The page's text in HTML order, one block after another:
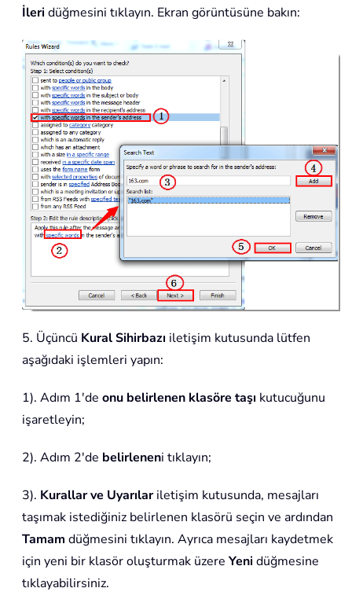
İleri düğmesini tıklayın. Ekran görüntüsüne bakın:
5. Üçüncü Kural Sihirbazı iletişim kutusunda lütfen
aşağıdaki işlemleri yapın:
1). Adım 1'de onu belirlenen klasöre taşı kutucuğunu
işaretleyin;
2). Adım 2'de belirleneni tıklayın;
3). Kurallar ve Uyarılariletişim kutusunda, mesajları
taşımak istediğiniz belirlenen klasörü seçin ve ardından
Tamam düğmesini tıklayın. Ayrıca mesajları kaydetmek
için yeni bir klasör oluşturmak üzere Yeni düğmesine
tıklayabilirsiniz.